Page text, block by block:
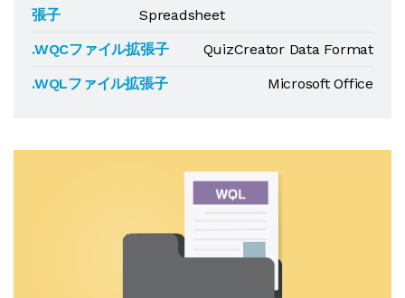
張子
Spreadsheet
.WQCファイル拡張子
QuizCreator Data Format
.WQLファイル拡張子
Microsoft Office